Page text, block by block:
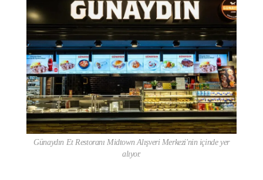
Günaydın Et Restoranı Midtown Alışveri Merkezi'nin içinde yer
alıyor.